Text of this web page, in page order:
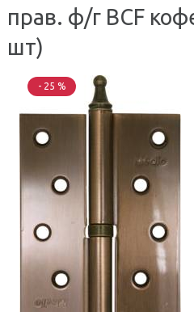
прав. ф/г BCF
шт)
- 25 %